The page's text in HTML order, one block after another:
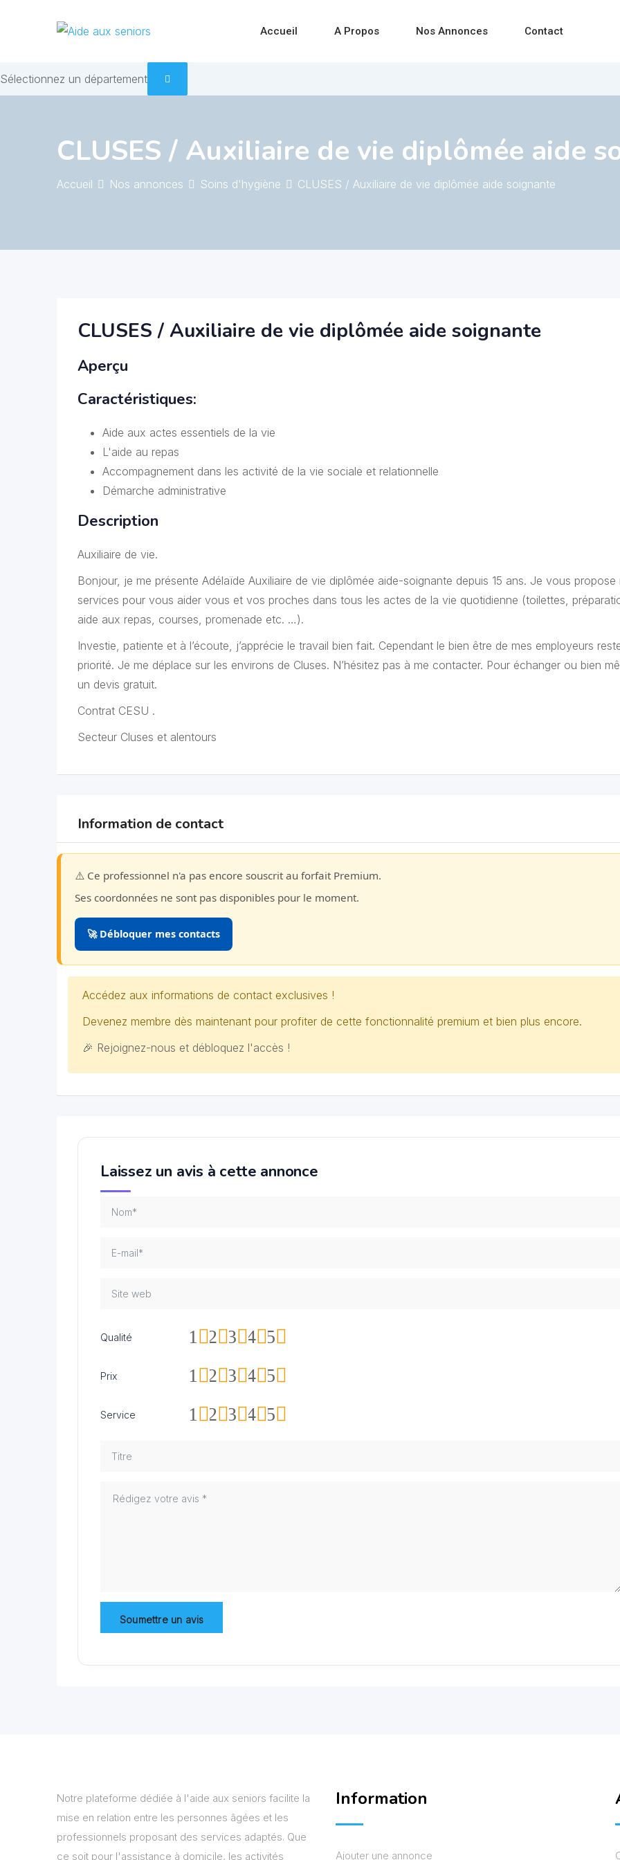
Accueil A Propos Nos Annonces Contact
Sélectionnez un département
CLUSES / Auxiliaire de vie diplômée aide
Accueil Nos annonces Soins d'hygiène CLUSES / Auxiliaire de vie diplômée aide soignante
CLUSES / Auxiliaire de vie diplômée aide soignante
Aperçu
Caractéristiques:
Aide aux actes essentiels de la vie
L'aide au repas
Accompagnement dans les activité de la vie sociale et relationnelle
Démarche administrative
Description
Auxiliaire de vie.
Bonjour, je me présente Adélaïde Auxiliaire de vie diplômée aide-soignante depuis 15 ans. Je vous propose
services pour vous aider vous et vos proches dans tous les actes de la vie quotidienne (toilettes,
aide aux repas, courses, promenade etc. …).
Investie, patiente et à l’écoute, j’apprécie le travail bien fait. Cependant le bien être de mes employeurs
priorité. Je me déplace sur les environs de Cluses. N’hésitez pas à me contacter. Pour échanger ou bien
un devis gratuit.
Contrat CESU .
Secteur Cluses et alentours
Information de contact
⚠️ Ce professionnel n'a pas encore souscrit au forfait Premium.
Ses coordonnées ne sont pas disponibles pour le moment.
🚀 Débloquer mes contacts
Accédez aux informations de contact exclusives !
Devenez membre dès maintenant pour profiter de cette fonctionnalité premium et bien plus encore.
🎉 Rejoignez-nous et débloquez l'accès !
Laissez un avis à cette annonce
Qualité 5
4
3
2
1
Prix 5
4
3
2
1
Service 5
4
3
2
1
Notre plateforme dédiée à l'aide aux seniors facilite la
mise en relation entre les personnes âgées et les
professionnels proposant des services adaptés. Que
ce soit pour l'assistance à domicile, les activités
Information
Ajouter une annonce